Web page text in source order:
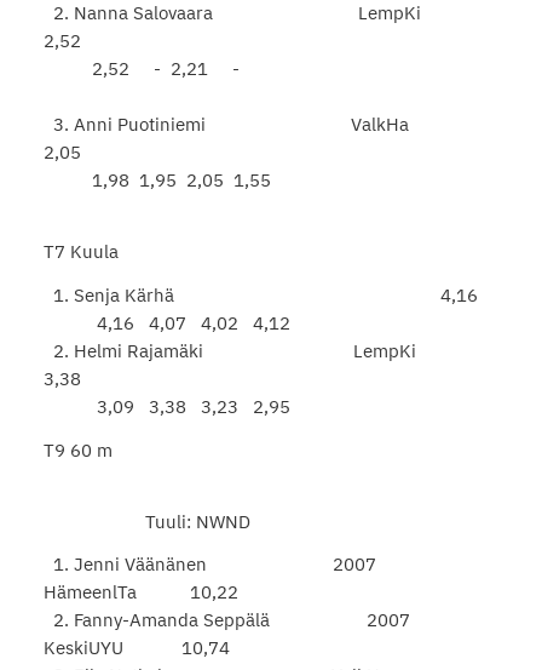
2. Nanna Salovaara LempKi
2,52
2,52 - 2,21 -
3. Anni Puotiniemi ValkHa
2,05
1,98 1,95 2,05 1,55
T7 Kuula
1. Senja Kärhä 4,16
4,16 4,07 4,02 4,12
2. Helmi Rajamäki LempKi
3,38
3,09 3,38 3,23 2,95
T9 60 m
Tuuli: NWND
1. Jenni Väänänen 2007
HämeenlTa 10,22
2. Fanny-Amanda Seppälä 2007
KeskiUYU 10,74